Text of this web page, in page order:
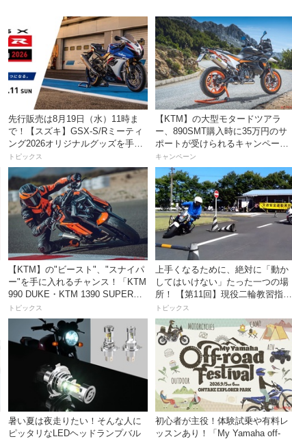
先行販売は8月19日（水）11時ま
で！【スズキ】GSX-S/Rミーティ
ング2026オリジナルグッズを手に
入れよう！
トピックス
【KTM】の大型モタードツアラ
ー、890SMT購入時に35万円のサ
ポートが受けられるキャンペーン
を実施中！
キャンペーン
【KTM】の"ビースト"、"スナイパ
ー"を手に入れるチャンス！「KTM
990 DUKE・KTM 1390 SUPER
DUKE R EVO 購入サポートキャン
ペーン」
トピックス
上手くなるために、絶対に「動か
してはいけない」たった一つの場
所！ 【第11回】現役二輪教習指導
員YouTuberばくのライテク講座
トピックス
暑い夏は夜走りたい！そんな人に
ピッタリなLEDヘッドランプバル
初心者が主役！体験試乗や有料レ
ッスンあり！「My Yamaha off-